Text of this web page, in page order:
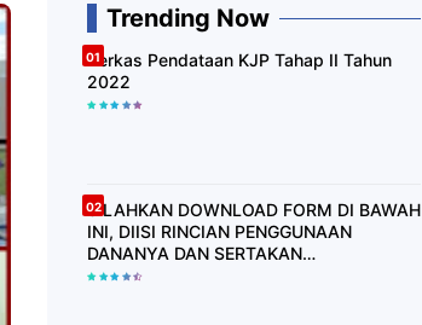
Trending Now
Berkas Pendataan KJP Tahap II Tahun
2022
SILAHKAN DOWNLOAD FORM DI BAWAH
INI, DIISI RINCIAN PENGGUNAAN
DANANYA DAN SERTAKAN
KWITANSI/STRUK ATAU BUKTI